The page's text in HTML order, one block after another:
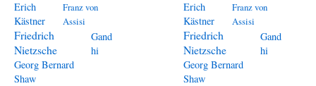
Erich
Kästner
Franz von
Assisi
Friedrich
Nietzsche
Gand
hi
Georg Bernard
Shaw
Erich
Kästner
Franz von
Assisi
Friedrich
Nietzsche
Gand
hi
Georg Bernard
Shaw